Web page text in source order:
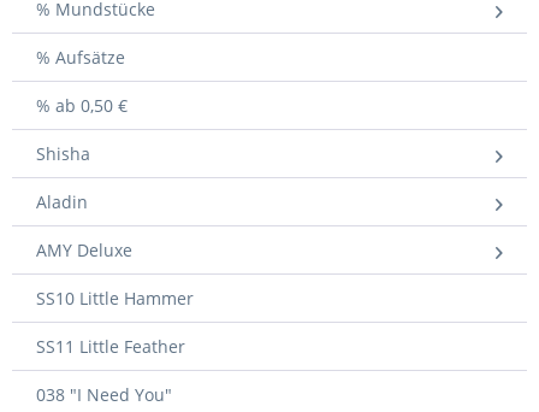
% Mundstücke
% Aufsätze
% ab 0,50 €
Shisha
Aladin
AMY Deluxe
SS10 Little Hammer
SS11 Little Feather
038 "I Need You"